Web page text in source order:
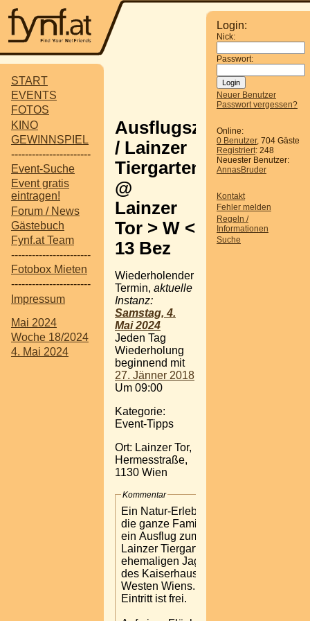
START
EVENTS
FOTOS
KINO
GEWINNSPIEL
-----------------------
Event-Suche
Event gratis
eintragen!
Forum / News
Gästebuch
Fynf.at Team
-----------------------
Fotobox Mieten
-----------------------
Impressum
Mai 2024
Woche 18/2024
4. Mai 2024
Login:
Nick:
Passwort:
Neuer Benutzer
Passwort vergessen?
Online:
0 Benutzer, 704 Gäste
Registriert: 248
Neuester Benutzer:
AnnasBruder
Kontakt
Fehler melden
Regeln /
Informationen
Suche
Ausflugsziel
/ Lainzer
Tiergarten
@
Lainzer
Tor > W <
13 Bez
Wiederholender
Termin, aktuelle
Instanz:
Samstag, 4.
Mai 2024
Jeden Tag
Wiederholung
beginnend mit
27. Jänner 2018
Um 09:00
Kategorie:
Event-Tipps
Ort: Lainzer Tor,
Hermesstraße,
1130 Wien
Kommentar
Ein Natur-Erlebnis für
die ganze Familie bietet
ein Ausflug zum
Lainzer Tiergarten, dem
ehemaligen Jagdrevier
des Kaiserhauses, im
Westen Wiens. Der
Eintritt ist frei.